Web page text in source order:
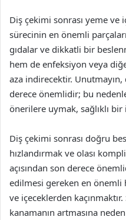
Diş çekimi sonrası yeme ve
sürecinin en önemli
gıdalar ve dikkatli bir
hem de enfeksiyon veya
aza indirecektir. Unutmayın,
derece önemlidir; bu
önerilere uymak, sağlıklı
Diş çekimi sonrası doğru
hızlandırmak ve olası
açısından son derece
edilmesi gereken en önemli
ve içeceklerden kaçınmaktır.
kanamanın artmasına